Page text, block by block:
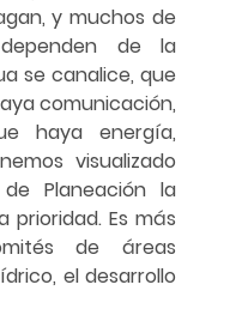
y muchos de
de la
se canalice, que
comunicación,
haya energía,
visualizado
Planeación la
Es más
de áreas
el desarrollo